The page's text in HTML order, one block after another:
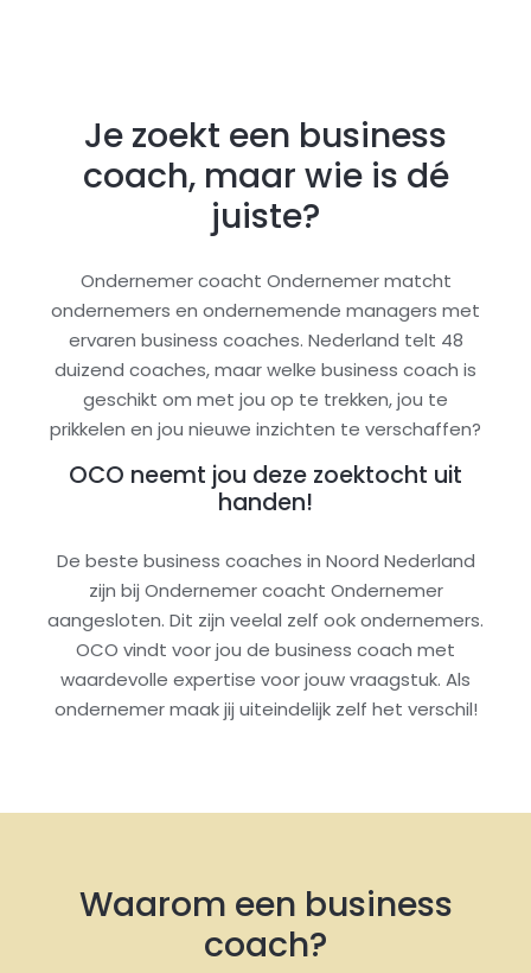
Je zoekt een business
coach, maar wie is dé
juiste?
Ondernemer coacht Ondernemer matcht
ondernemers en ondernemende managers met
ervaren business coaches. Nederland telt 48
duizend coaches, maar welke business coach is
geschikt om met jou op te trekken, jou te
prikkelen en jou nieuwe inzichten te verschaffen?
OCO neemt jou deze zoektocht uit
handen!
De beste business coaches in Noord Nederland
zijn bij Ondernemer coacht Ondernemer
aangesloten. Dit zijn veelal zelf ook ondernemers.
OCO vindt voor jou de business coach met
waardevolle expertise voor jouw vraagstuk. Als
ondernemer maak jij uiteindelijk zelf het verschil!
Waarom een business
coach?